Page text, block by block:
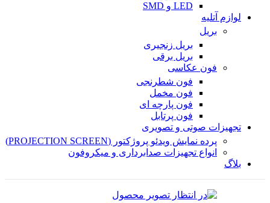
LED و SMD
لوازم آتلیه
بریل
بریل زنجیری
بریل برقی
فون عکاسی
فون شطرنجی
فون مخمل
فون پارچه ای
فون پرتابل
تجهیزات صوتی و تصویری
پرده نمایش ویدئو پروژکتور (PROJECTION SCREEN)
انواع تجهیزات صدابرداری و میکروفون
بلاگ